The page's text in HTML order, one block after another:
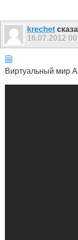
krechet
16.07.2012
Виртуальный мир